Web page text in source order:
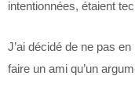
intentionnées, étaient
J’ai décidé de ne pas
faire un ami qu’un